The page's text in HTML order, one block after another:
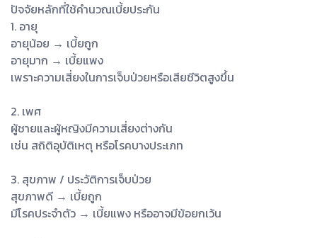
ปัจจัยหลักที่ใช้คำนวณเบี้ยประกัน
1. อายุ
อายุน้อย → เบี้ยถูก
อายุมาก → เบี้ยแพง
เพราะความเสี่ยงในการเจ็บป่วยหรือเสียชีวิตสูงขึ้น
2. เพศ
ผู้ชายและผู้หญิงมีความเสี่ยงต่างกัน
เช่น สถิติอุบัติเหตุ หรือโรคบางประเภท
3. สุขภาพ / ประวัติการเจ็บป่วย
สุขภาพดี → เบี้ยถูก
มีโรคประจำตัว → เบี้ยแพง หรืออาจมีข้อยกเว้น